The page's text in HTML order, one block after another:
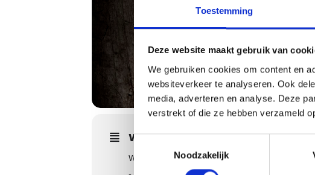
Toestemming
Deze website maakt gebruik van
We gebruiken cookies om content en
websiteverkeer te analyseren. Ook
media, adverteren en analyse. Deze
verstrekt of die ze hebben verzameld
Toestemmingsselectie
Noodzakelijk
WORKSHOPS DETAILS
We gaan tijdens de American Style BBQ